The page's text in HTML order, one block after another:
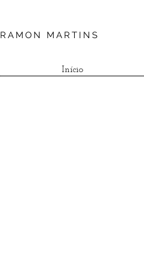
RAMON MARTINS
Início